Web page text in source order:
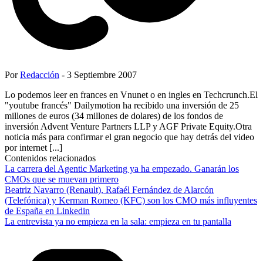
PorRedacción - 3 Septiembre 2007
Lo podemos leer en frances en Vnunet o en ingles en Techcrunch.El
"youtube francés" Dailymotion ha recibido una inversión de 25
millones de euros (34 millones de dolares) de los fondos de
inversión Advent Venture Partners LLP y AGF Private Equity.Otra
noticia más para confirmar el gran negocio que hay detrás del video
por internet [...]
Contenidos relacionados
La carrera del Agentic Marketing ya ha empezado. Ganarán los
CMOs que se muevan primero
Beatriz Navarro (Renault), Rafaél Fernández de Alarcón
(Telefónica) y Kerman Romeo (KFC) son los CMO más influyentes
de España en Linkedin
La entrevista ya no empieza en la sala: empieza en tu pantalla